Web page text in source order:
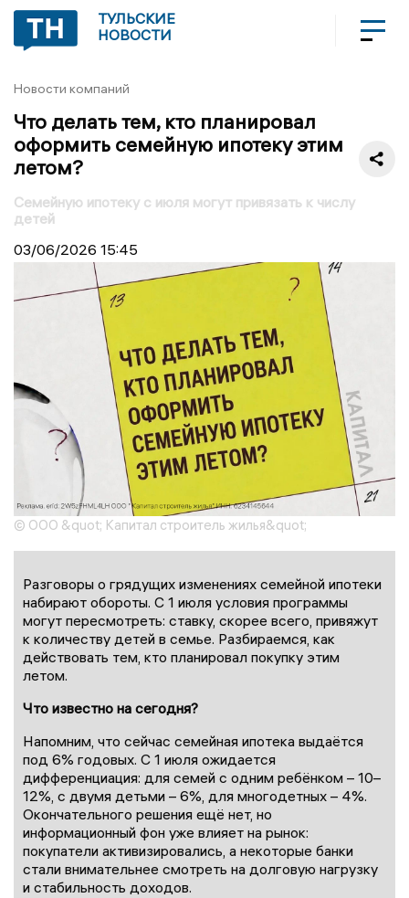
ТУЛЬСКИЕ
НОВОСТИ
Новости компаний
Что делать тем, кто планировал
оформить семейную ипотеку этим
летом?
Семейную ипотеку с июля могут привязать к числу
детей
03/06/2026 15:45
© ООО &quot; Капитал строитель жилья&quot;
Разговоры о грядущих изменениях семейной ипотеки
набирают обороты. С 1 июля условия программы
могут пересмотреть: ставку, скорее всего, привяжут
к количеству детей в семье. Разбираемся, как
действовать тем, кто планировал покупку этим
летом.
Что известно на сегодня?
Напомним, что сейчас семейная ипотека выдаётся
под 6% годовых. С 1 июля ожидается
дифференциация: для семей с одним ребёнком – 10–
12%, с двумя детьми – 6%, для многодетных – 4%.
Окончательного решения ещё нет, но
информационный фон уже влияет на рынок:
покупатели активизировались, а некоторые банки
стали внимательнее смотреть на долговую нагрузку
и стабильность доходов.